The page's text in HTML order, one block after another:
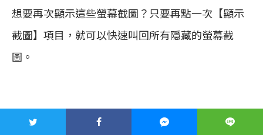
想要再次顯示這些螢幕截圖？只要再點一次【顯示
截圖】項目，就可以快速叫回所有隱藏的螢幕截
圖。